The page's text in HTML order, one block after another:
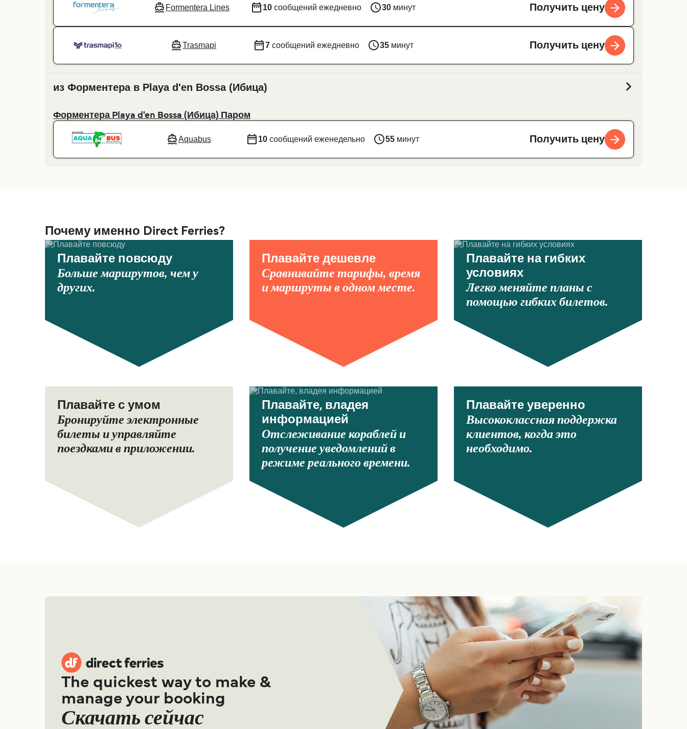
Formentera Lines 10сообщений ежедневно 30минут Получить цену
Trasmapi 7сообщений ежедневно 35минут Получить цену
из Форментера в Playa d'en Bossa (Ибица)
Форментера Playa d'en Bossa (Ибица) Паром
Aquabus 10 сообщений еженедельно 55 минут Получить цену
Почему именно Direct Ferries?
Плавайте повсюду
Больше маршрутов, чем у
других.
Плавайте дешевле
Сравнивайте тарифы, время
и маршруты в одном месте.
Плавайте на гибких
условиях
Легко меняйте планы с
помощью гибких билетов.
Плавайте с умом
Бронируйте электронные
билеты и управляйте
поездками в приложении.
Плавайте, владея
информацией
Отслеживание кораблей и
получение уведомлений в
режиме реального времени.
Плавайте уверенно
Высококлассная поддержка
клиентов, когда это
необходимо.
The quickest way to make &
manage your booking
Скачать сейчас